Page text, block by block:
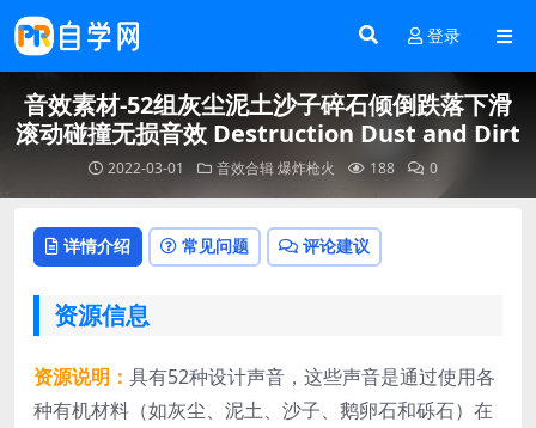
登录
音效素材-52组灰尘泥土沙子碎石倾倒跌落下滑
滚动碰撞无损音效 Destruction Dust and Dirt
2022-03-01 音效合辑爆炸枪火 188 0
详情介绍 常见问题 评论建议
资源信息
资源说明： 具有52种设计声音，这些声音是通过使用各
种有机材料（如灰尘、泥土、沙子、鹅卵石和砾石）在